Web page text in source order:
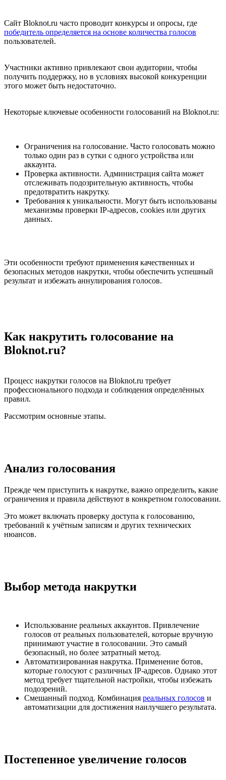
Сайт Bloknot.ru часто проводит конкурсы и опросы, где
победитель определяется на основе количества голосов
пользователей.
Участники активно привлекают свои аудитории, чтобы
получить поддержку, но в условиях высокой конкуренции
этого может быть недостаточно.
Некоторые ключевые особенности голосований на Bloknot.ru:
Ограничения на голосование. Часто голосовать можно
только один раз в сутки с одного устройства или
аккаунта.
Проверка активности. Администрация сайта может
отслеживать подозрительную активность, чтобы
предотвратить накрутку.
Требования к уникальности. Могут быть использованы
механизмы проверки IP-адресов, cookies или других
данных.
Эти особенности требуют применения качественных и
безопасных методов накрутки, чтобы обеспечить успешный
результат и избежать аннулирования голосов.
Как накрутить голосование на
Bloknot.ru?
Процесс накрутки голосов на Bloknot.ru требует
профессионального подхода и соблюдения определённых
правил.
Рассмотрим основные этапы.
Анализ голосования
Прежде чем приступить к накрутке, важно определить, какие
ограничения и правила действуют в конкретном голосовании.
Это может включать проверку доступа к голосованию,
требований к учётным записям и других технических
нюансов.
Выбор метода накрутки
Использование реальных аккаунтов. Привлечение
голосов от реальных пользователей, которые вручную
принимают участие в голосовании. Это самый
безопасный, но более затратный метод.
Автоматизированная накрутка. Применение ботов,
которые голосуют с различных IP-адресов. Однако этот
метод требует тщательной настройки, чтобы избежать
подозрений.
Смешанный подход. Комбинация реальных голосов и
автоматизации для достижения наилучшего результата.
Постепенное увеличение голосов